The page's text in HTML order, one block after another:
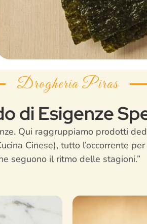
Drogheria Piras
di Esigenze
Qui raggruppiamo prodotti
Cinese), tutto l’occorrente
seguono il ritmo delle stagioni.”